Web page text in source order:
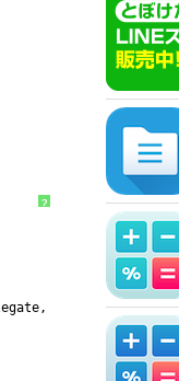
?
NADViewDelegate>